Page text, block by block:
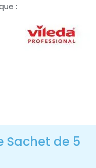
Sachet de 5